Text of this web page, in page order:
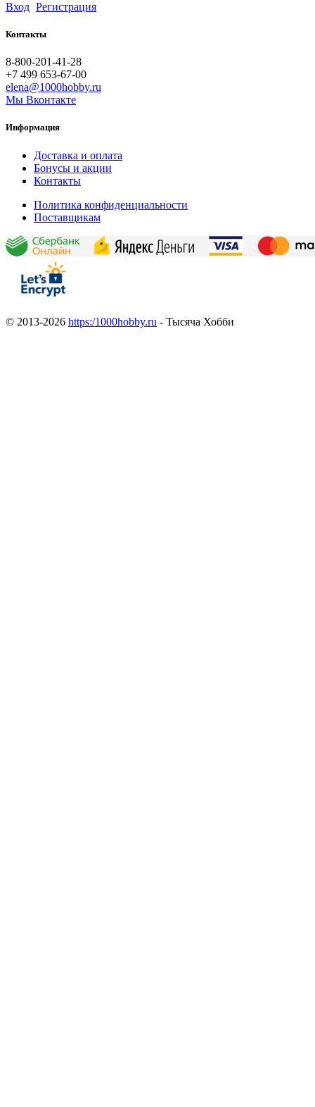
Вход Регистрация
Контакты
8-800-201-41-28
+7 499 653-67-00
elena@1000hobby.ru
Мы Вконтакте
Информация
Доставка и оплата
Бонусы и акции
Контакты
Политика конфиденциальности
Поставщикам
© 2013-2026 https:/1000hobby.ru - Тысяча Хобби